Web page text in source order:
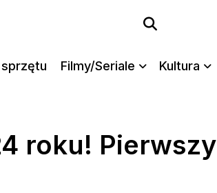
Filmy/Seriale Kultura
roku! Pierwszy